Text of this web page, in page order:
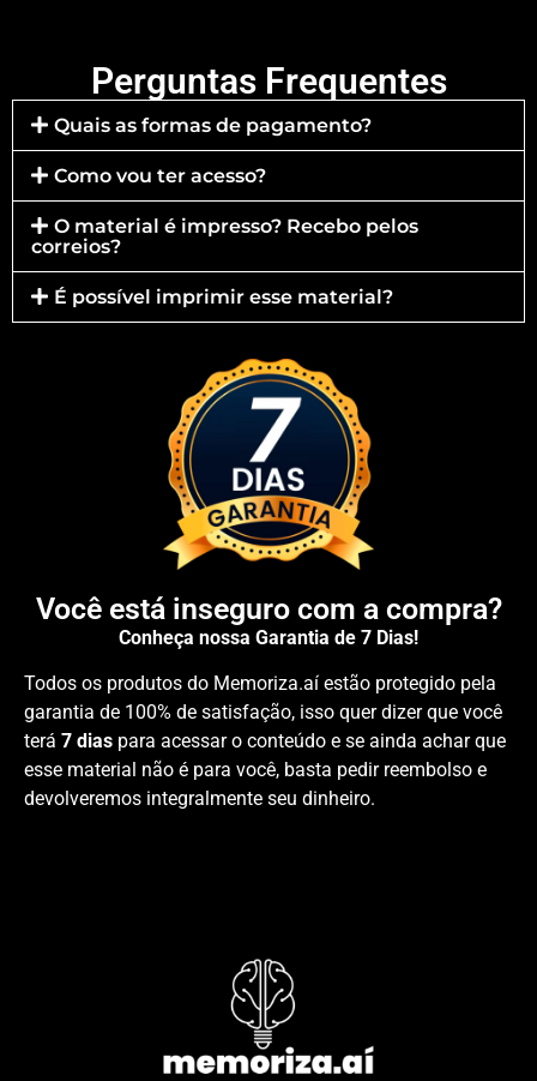
Perguntas Frequentes
Quais as formas de pagamento?
Como vou ter acesso?
O material é impresso? Recebo pelos
correios?
É possível imprimir esse material?
Você está inseguro com a compra?
Conheça nossa Garantia de 7 Dias!
Todos os produtos do Memoriza.aí estão protegido pela
garantia de 100% de satisfação, isso quer dizer que você
terá 7 dias para acessar o conteúdo e se ainda achar que
esse material não é para você, basta pedir reembolso e
devolveremos integralmente seu dinheiro.